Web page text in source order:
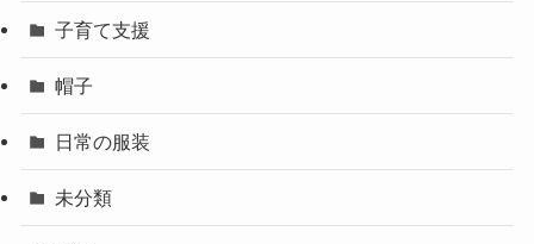
子育て支援
帽子
日常の服装
未分類